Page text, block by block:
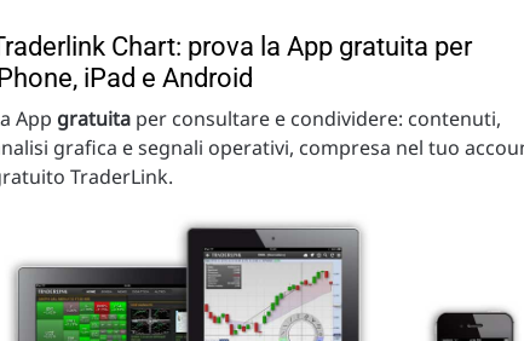
Chart: prova la App gratuita per
iPad e Android
App gratuita per consultare e condividere: contenuti,
grafica e segnali operativi, compresa nel tuo
TraderLink.